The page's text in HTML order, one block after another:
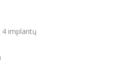
implantų